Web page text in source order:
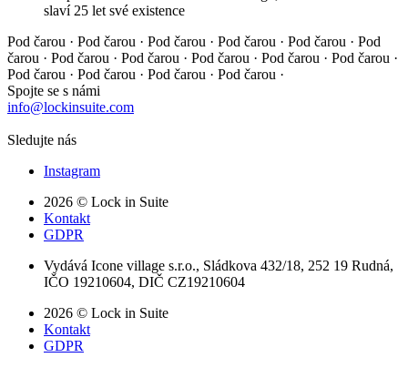
slaví 25 let své existence
Pod čarou · Pod čarou · Pod čarou · Pod čarou · Pod čarou · Pod
čarou · Pod čarou · Pod čarou · Pod čarou · Pod čarou · Pod čarou ·
Pod čarou · Pod čarou · Pod čarou · Pod čarou ·
Spojte se s námi
info@lockinsuite.com
Sledujte nás
Instagram
2026 © Lock in Suite
Kontakt
GDPR
Vydává Icone village s.r.o., Sládkova 432/18, 252 19 Rudná,
IČO 19210604, DIČ CZ19210604
2026 © Lock in Suite
Kontakt
GDPR